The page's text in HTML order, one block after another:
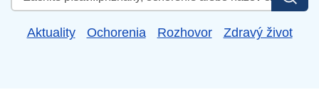
Aktuality Ochorenia Rozhovor Zdravý život